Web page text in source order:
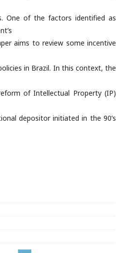
One of the factors identified as
aims to review some incentive
in Brazil. In this context, the
of Intellectual Property (IP)
depositor initiated in the 90’s